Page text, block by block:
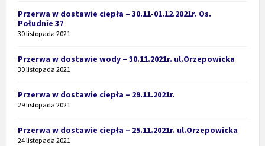
Przerwa w dostawie ciepła – 30.11-01.12.2021r. Os.
Południe 37
30 listopada 2021
Przerwa w dostawie wody – 30.11.2021r. ul.Orzepowicka
30 listopada 2021
Przerwa w dostawie ciepła – 29.11.2021r.
29 listopada 2021
Przerwa w dostawie ciepła – 25.11.2021r. ul.Orzepowicka
24 listopada 2021